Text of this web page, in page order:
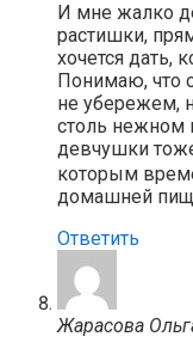
И мне жалко
растишки,
хочется дать,
Понимаю, что
не убережем,
столь нежном
девчушки
которым
домашней
Ответить
Жарасова